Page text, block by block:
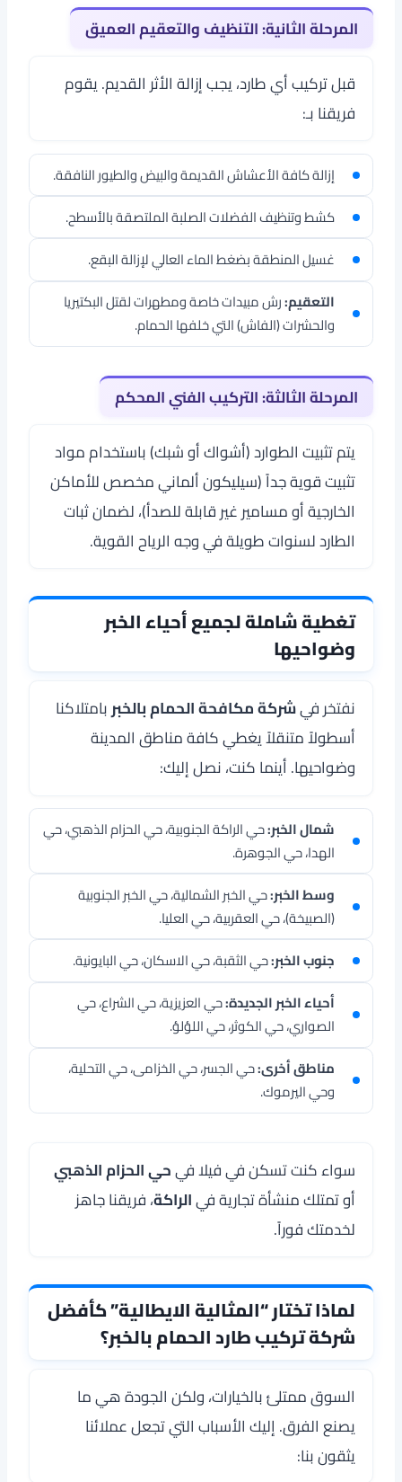
المرحلة الثانية: التنظيف والتعقيم العميق
قبل تركيب أي طارد، يجب إزالة الأثر القديم. يقوم
فريقنا بـ:
إزالة كافة الأعشاش القديمة والبيض والطيور النافقة.
كشط وتنظيف الفضلات الصلبة الملتصقة بالأسطح.
غسيل المنطقة بضغط الماء العالي لإزالة البقع.
التعقيم:رش مبيدات خاصة ومطهرات لقتل البكتيريا
والحشرات (الفاش) التي خلفها الحمام.
المرحلة الثالثة: التركيب الفني المحكم
يتم تثبيت الطوارد (أشواك أو شبك) باستخدام مواد
تثبيت قوية جداً (سيليكون ألماني مخصص للأماكن
الخارجية أو مسامير غير قابلة للصدأ)، لضمان ثبات
الطارد لسنوات طويلة في وجه الرياح القوية.
تغطية شاملة لجميع أحياء الخبر
وضواحيها
نفتخر فيشركة مكافحة الحمام بالخبربامتلاكنا
أسطولاً متنقلاً يغطي كافة مناطق المدينة
وضواحيها. أينما كنت، نصل إليك:
شمال الخبر:حي الراكة الجنوبية، حي الحزام الذهبي، حي
الهدا، حي الجوهرة.
وسط الخبر:حي الخبر الشمالية، حي الخبر الجنوبية
(الصبيخة)، حي العقربية، حي العليا.
جنوب الخبر:حي الثقبة، حي الاسكان، حي البايونية.
أحياء الخبر الجديدة:حي العزيزية، حي الشراع، حي
الصواري، حي الكوثر، حي اللؤلؤ.
مناطق أخرى:حي الجسر، حي الخزامى، حي التحلية،
وحي اليرموك.
سواء كنت تسكن في فيلا فيحي الحزام الذهبي
أو تمتلك منشأة تجارية فيالراكة، فريقنا جاهز
لخدمتك فوراً.
لماذا تختار “المثالية الايطالية” كأفضل
شركة تركيب طارد الحمام بالخبر؟
السوق ممتلئ بالخيارات، ولكن الجودة هي ما
يصنع الفرق. إليك الأسباب التي تجعل عملائنا
يثقون بنا: